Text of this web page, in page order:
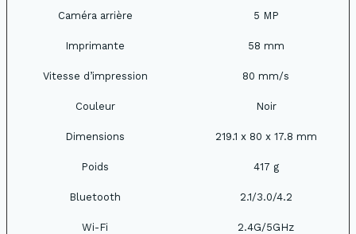
Caméra arrière 5 MP
Imprimante 58 mm
Vitesse d’impression 80 mm/s
Couleur Noir
Dimensions 219.1 x 80 x 17.8 mm
Poids 417 g
Bluetooth 2.1/3.0/4.2
Wi-Fi 2.4G/5GHz